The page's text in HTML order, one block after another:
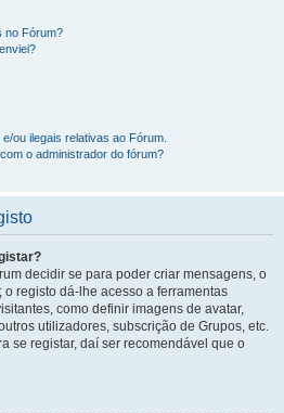
no Fórum?
ou ilegais relativas ao Fórum.
o administrador do fórum?
decidir se para poder criar mensagens, o
registo dá-lhe acesso a ferramentas
como definir imagens de avatar,
utilizadores, subscrição de Grupos, etc.
se registar, daí ser recomendável que o